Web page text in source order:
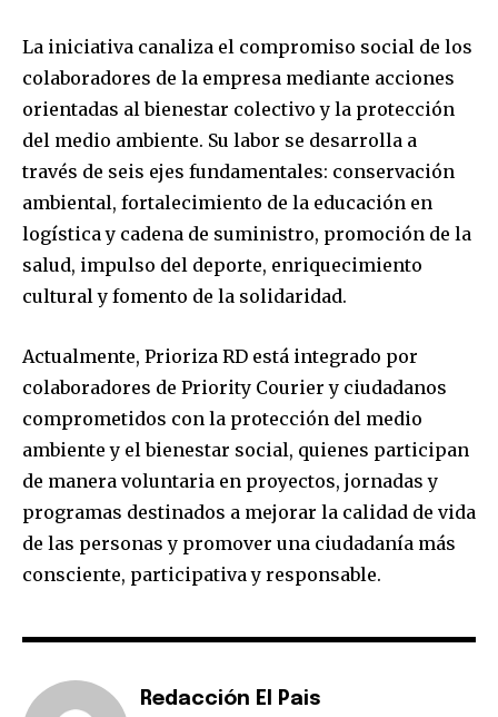
La iniciativa canaliza el compromiso social de los
colaboradores de la empresa mediante acciones
orientadas al bienestar colectivo y la protección
del medio ambiente. Su labor se desarrolla a
través de seis ejes fundamentales: conservación
ambiental, fortalecimiento de la educación en
logística y cadena de suministro, promoción de la
salud, impulso del deporte, enriquecimiento
cultural y fomento de la solidaridad.
Actualmente, Prioriza RD está integrado por
colaboradores de Priority Courier y ciudadanos
comprometidos con la protección del medio
ambiente y el bienestar social, quienes participan
de manera voluntaria en proyectos, jornadas y
programas destinados a mejorar la calidad de vida
de las personas y promover una ciudadanía más
consciente, participativa y responsable.
Redacción El Pais